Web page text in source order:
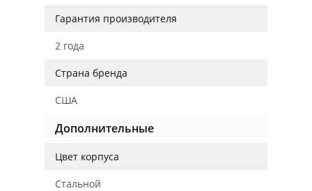
Гарантия производителя
2 года
Страна бренда
США
Дополнительные
Цвет корпуса
Стальной